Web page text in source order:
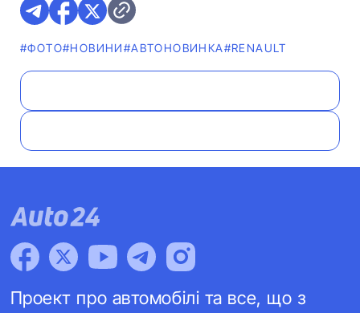
#ФОТО#НОВИНИ#АВТОНОВИНКА#RENAULT
Проект про автомобілі та все, що з